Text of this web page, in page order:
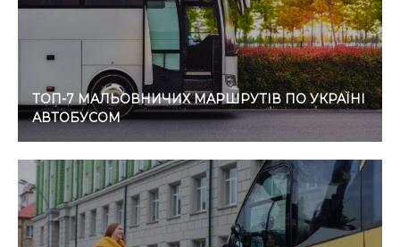
ТОП-7 МАЛЬОВНИЧИХ МАРШРУТІВ ПО УКРАЇНІ
АВТОБУСОМ